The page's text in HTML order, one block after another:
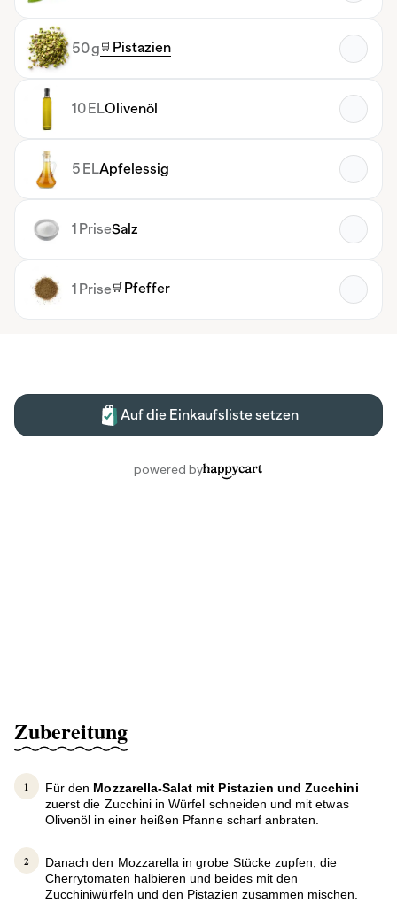
Zubereitung
Für den Mozzarella-Salat mit Pistazien und Zucchini
zuerst die Zucchini in Würfel schneiden und mit etwas
Olivenöl in einer heißen Pfanne scharf anbraten.
Danach den Mozzarella in grobe Stücke zupfen, die
Cherrytomaten halbieren und beides mit den
Zucchiniwürfeln und den Pistazien zusammen mischen.